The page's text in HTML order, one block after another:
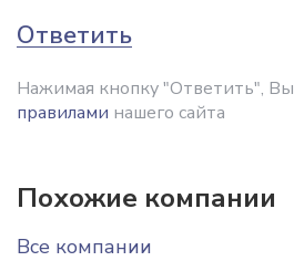
Ответить
Нажимая кнопку "Ответить", Вы
правилами нашего сайта
Похожие компании
Все компании